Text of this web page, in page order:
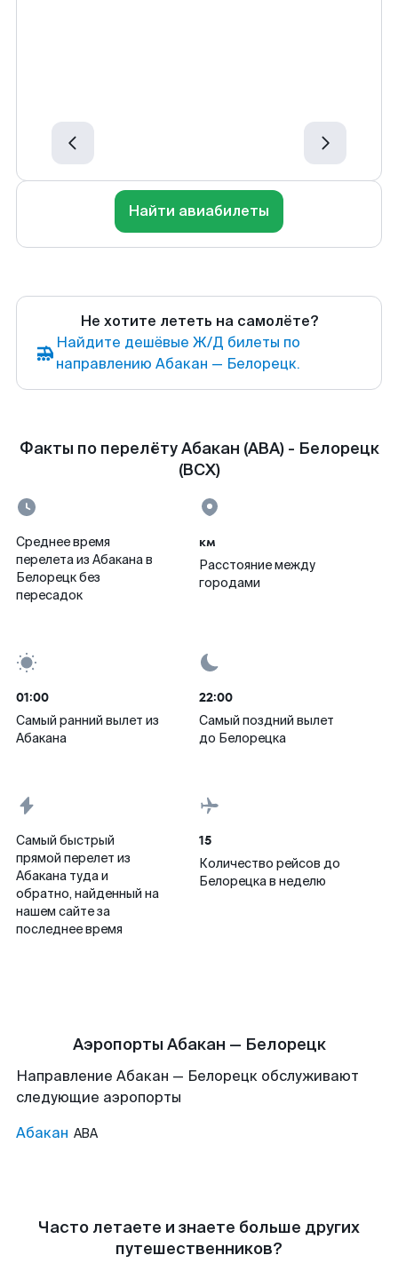
Найти авиабилеты
Не хотите лететь на самолёте?
Найдите дешёвые Ж/Д билеты по
направлению Абакан — Белорецк.
Факты по перелёту Абакан (ABA) - Белорецк
(BCX)
Среднее время
перелета из Абакана в
Белорецк без
пересадок
км
Расстояние между
городами
01:00
Самый ранний вылет из
Абакана
22:00
Самый поздний вылет
до Белорецка
Самый быстрый
прямой перелет из
Абакана туда и
обратно, найденный на
нашем сайте за
последнее время
15
Количество рейсов до
Белорецка в неделю
Аэропорты Абакан — Белорецк
Направление Абакан — Белорецк обслуживают
следующие аэропорты
Абакан ABA
Часто летаете и знаете больше других
путешественников?